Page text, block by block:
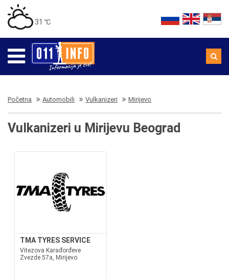
31 ℃
Početna Automobili Vulkanizeri Mirijevo
Vulkanizeri u Mirijevu Beograd
TMA TYRES SERVICE
Vitezova Karađorđeve
Zvezde 57a, Mirijevo